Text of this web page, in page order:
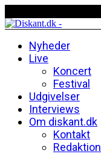
Nyheder
Live
Koncert
Festival
Udgivelser
Interviews
Om diskant.dk
Kontakt
Redaktion